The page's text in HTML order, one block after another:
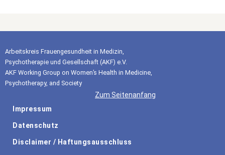
Arbeitskreis Frauengesundheit in Medizin,
Psychotherapie und Gesellschaft (AKF) e.V.
AKF Working Group on Women’s Health in Medicine,
Psychotherapy, and Society
Zum Seitenanfang
Impressum
Datenschutz
Disclaimer / Haftungsausschluss